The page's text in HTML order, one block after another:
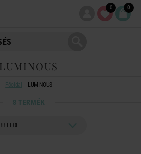
0 0
LUMINOUS
Főoldal LUMINOUS
8 TERMÉK